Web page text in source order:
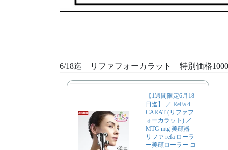
6/18迄 リファフォーカラット 特別価格
【1週間限定6月18
日迄】 ／ ReFa 4
CARAT (リファフ
ォーカラット) ／
MTG mtg 美顔器
リファ refa ローラ
ー美顔ローラー コ